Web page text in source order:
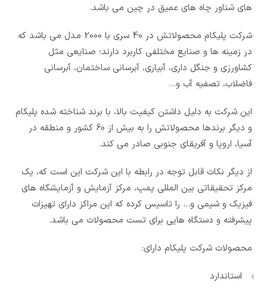
های شناور چاه های عمیق در چین می باشد.
شرکت پلیکام محصولاتش در 40 سری با 2000 مدل می باشد که
در زمینه ها و صنایع مختلفی کاربرد دارند؛ صنایعی مثل
کشاورزی و جنگل داری، آبیاری، آبرسانی ساختمان، آبرسانی
فاضلاب، تصفیه آب و…
این شرکت به دلیل داشتن کیفیت بالا، با برند شناخته شده پلیکام
و دیگر برندها محصولاتش را به بیش از 60 کشور و منطقه در
آسیا، اروپا و آفریقای جنوبی صادر می کند.
از دیگر نکات قابل توجه در رابطه با این شرکت این است که، یک
مرکز تحقیقاتی بین المللی پمپ، مرکز آزمایش و آزمایشگاه های
فیزیک و شیمی و… را تاسیس کرده که این مراکز دارای تهیزات
پیشرفته و دستگاه هایی برای تست محصولات می باشد.
محصولات شرکت پلیکام دارای:
استاندارد